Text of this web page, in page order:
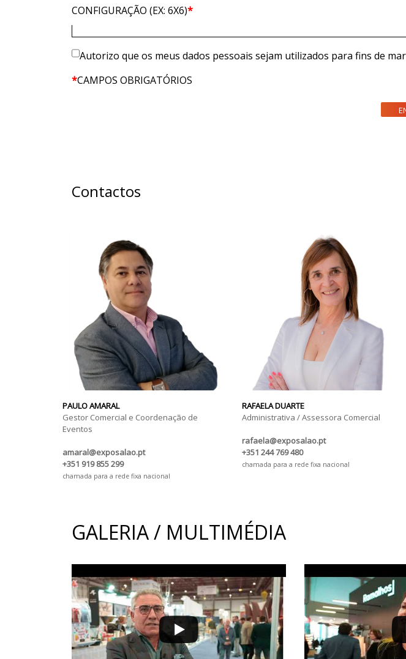
CONFIGURAÇÃO (EX: 6X6)*
Autorizo que os meus dados pessoais sejam utilizados para fins de
*CAMPOS OBRIGATÓRIOS
Contactos
PAULO AMARAL
Gestor Comercial e Coordenação de
Eventos
amaral@exposalao.pt
+351 919 855 299
chamada para a rede fixa nacional
RAFAELA DUARTE
Administrativa / Assessora Comercial
rafaela@exposalao.pt
+351 244 769 480
chamada para a rede fixa nacional
GALERIA / MULTIMÉDIA